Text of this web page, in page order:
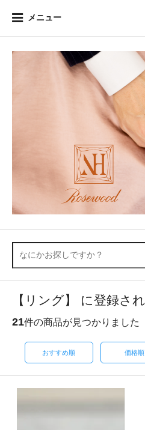
メニュー
【リング】 に登録さ
21件の商品が見つかりました
おすすめ順 価格順